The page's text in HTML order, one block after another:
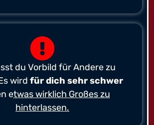
du Vorbild für Andere zu
wird für dich sehr schwer
etwas wirklich Großes zu
hinterlassen.